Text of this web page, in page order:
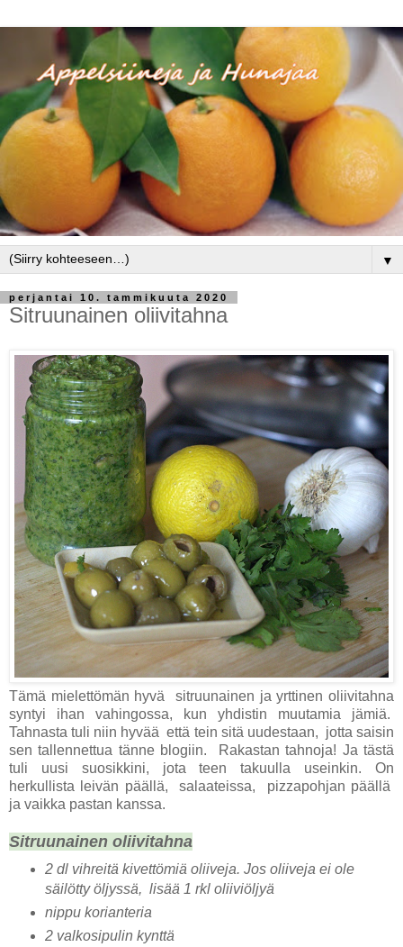
▼
perjantai 10. tammikuuta 2020
Sitruunainen oliivitahna
Tämä mielettömän hyvä sitruunainen ja yrttinen oliivitahna
syntyi ihan vahingossa, kun yhdistin muutamia jämiä.
Tahnasta tuli niin hyvää että tein sitä uudestaan, jotta saisin
sen tallennettua tänne blogiin. Rakastan tahnoja! Ja tästä
tuli uusi suosikkini, jota teen takuulla useinkin. On
herkullista leivän päällä, salaateissa, pizzapohjan päällä
ja vaikka pastan kanssa.
Sitruunainen oliivitahna
2 dl vihreitä kivettömiä oliiveja. Jos oliiveja ei ole
säilötty öljyssä, lisää 1 rkl oliiviöljyä
nippu korianteria
2 valkosipulin kynttä